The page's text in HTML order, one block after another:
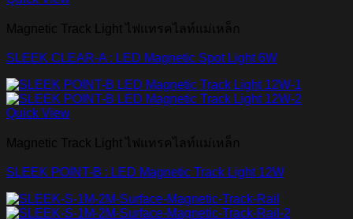
Magnetic Track Light ไฟแทรคไลท์แม่เหล็ก
SLEEK CLEAR-A : LED Magnetic Spot Light 6W
Quick View
Magnetic Track Light ไฟแทรคไลท์แม่เหล็ก
SLEEK POINT-B : LED Magnetic Track Light 12W